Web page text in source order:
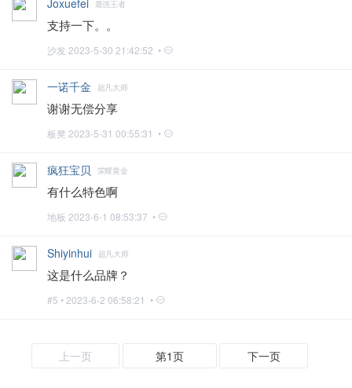
Joxuefei 最强王者
支持一下。。
沙发 2023-5-30 21:42:52 •
一诺千金 超凡大师
谢谢无偿分享
板凳 2023-5-31 00:55:31 •
疯狂宝贝 荣耀黄金
有什么特色啊
地板 2023-6-1 08:53:37 •
Shiyinhui 超凡大师
这是什么品牌？
#5 • 2023-6-2 06:58:21 •
上一页 第1页 下一页